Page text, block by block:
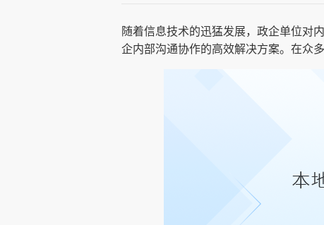
随着信息技术的迅猛发展，政企单位对
企内部沟通协作的高效解决方案。在众